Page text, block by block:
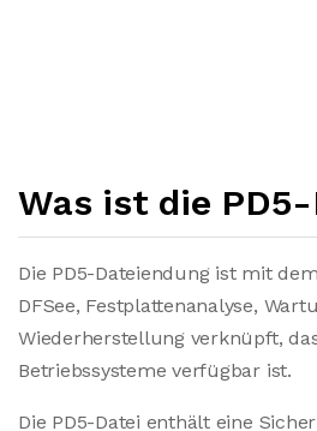
Was ist die
Die PD5-Dateiendung ist mit
DFSee, Festplattenanalyse,
Wiederherstellung verknüpft,
Betriebssysteme verfügbar ist.
Die PD5-Datei enthält eine